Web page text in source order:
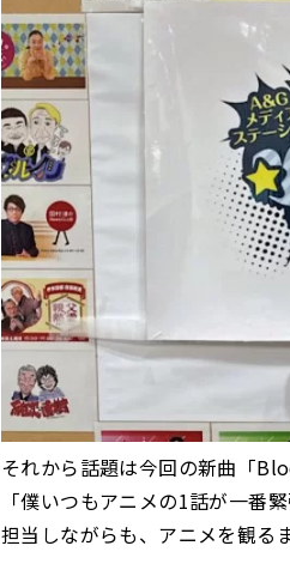
それから話題は今回の新曲「
「僕いつもアニメの1話が一番
担当しながらも、アニメを観る